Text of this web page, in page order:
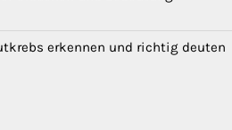
erkennen und richtig deuten